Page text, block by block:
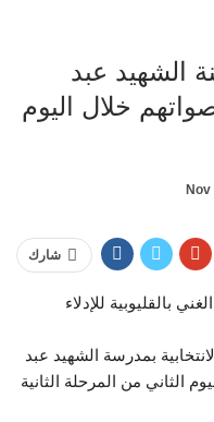
الشهيد عبد
خلال اليوم
Nov
شارك
بالقليوبية للإدلاء
بمدرسة الشهيد عبد
الثاني من المرحلة الثانية